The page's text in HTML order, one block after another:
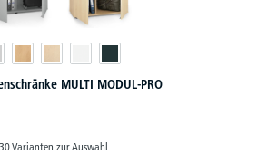
MULTI MODUL-PRO
30 Varianten zur Auswahl